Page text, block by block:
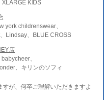
KIDS
york childrenswear、
Lindsay、BLUE CROSS
店
、
、キリンのソフィ
が、何卒ご理解いただきますよ